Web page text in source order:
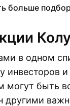
больше
в одном
могут быть
другими